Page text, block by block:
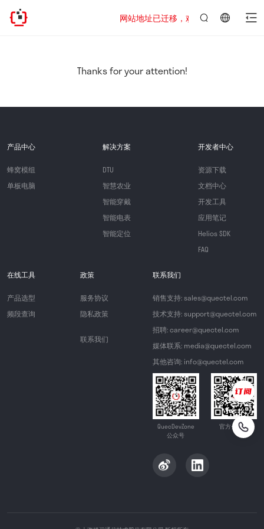
网站地址已迁移，欢迎访问新址：
Thanks for your attention!
产品中心
蜂窝模组
单板电脑
解决方案
DTU
智慧农业
智能穿戴
智能电表
智能定位
开发者中心
资源下载
文档中心
开发工具
应用笔记
Helios SDK
FAQ
在线工具
产品选型
频段查询
政策
服务协议
隐私政策
联系我们
联系我们
销售支持: sales@quectel.com
技术支持: support@quectel.com
招聘: career@quectel.com
媒体联系: media@quectel.com
其他咨询: info@quectel.com
QuecDevZone
公众号
官方公众号